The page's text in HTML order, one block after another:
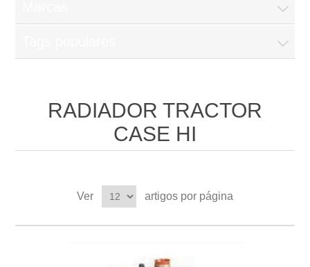
RADIADOR TRACTOR
CASE HI
Ver artigos por página